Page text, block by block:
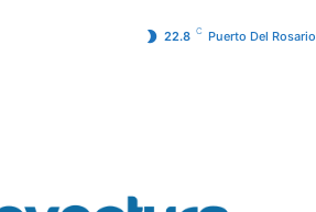
22.8 C Puerto Del Rosario